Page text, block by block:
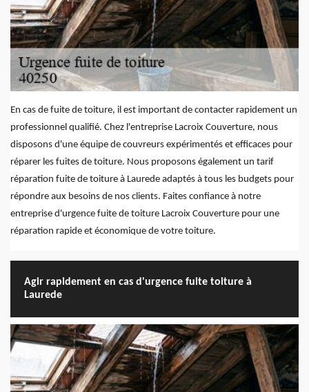
En cas de fuite de toiture, il est important de contacter rapidement un
professionnel qualifié. Chez l'entreprise Lacroix Couverture, nous
disposons d'une équipe de couvreurs expérimentés et efficaces pour
réparer les fuites de toiture. Nous proposons également un tarif
réparation fuite de toiture à Laurede adaptés à tous les budgets pour
répondre aux besoins de nos clients. Faites confiance à notre
entreprise d'urgence fuite de toiture Lacroix Couverture pour une
réparation rapide et économique de votre toiture.
Agir rapidement en cas d'urgence fuite toiture à
Laurede